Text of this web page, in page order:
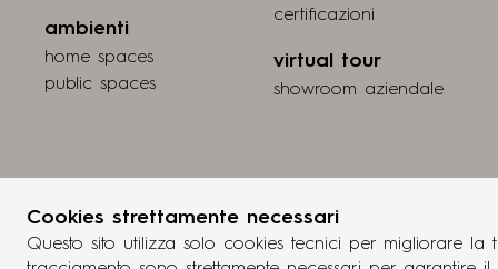
ambienti
home spaces
public spaces
certiﬁcazioni
virtual tour
showroom aziendale
Cookies strettamente necessari
Questo sito utilizza solo cookies tecnici per migliorare